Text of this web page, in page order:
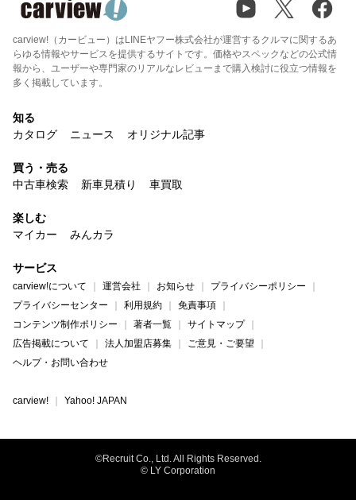
carview!（カービュー）はLINEヤフー株式会社が運営するクルマに関するあ
らゆる情報やサービスを提供するサイトです。価格やスペックなどの公式情
報から、ユーザーや専門家のリアルなレビューまで購入検討に役立つ情報を
多く掲載しています。
知る
カタログ
ニュース オリジナル記事
買う・売る
中古車検索
新車見積り 車買取
楽しむ
マイカー
みんカラ
サービス
carview!について 運営会社 お知らせ
プライバシーポリシー
プライバシーセンター
利用規約
免責事項
コンテンツ制作ポリシー
著者一覧
サイトマップ
広告掲載について
法人加盟店募集
ご意見・ご要望
ヘルプ・お問い合わせ
carview! Yahoo! JAPAN
©Recruit Co., Ltd. All Rights Reserved.
© LY Corporation